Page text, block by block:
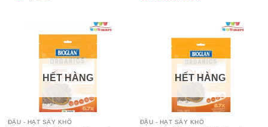
HẾT HÀNG
ĐẬU - HẠT SẤY KHÔ
HẾT HÀNG
ĐẬU - HẠT SẤY KHÔ